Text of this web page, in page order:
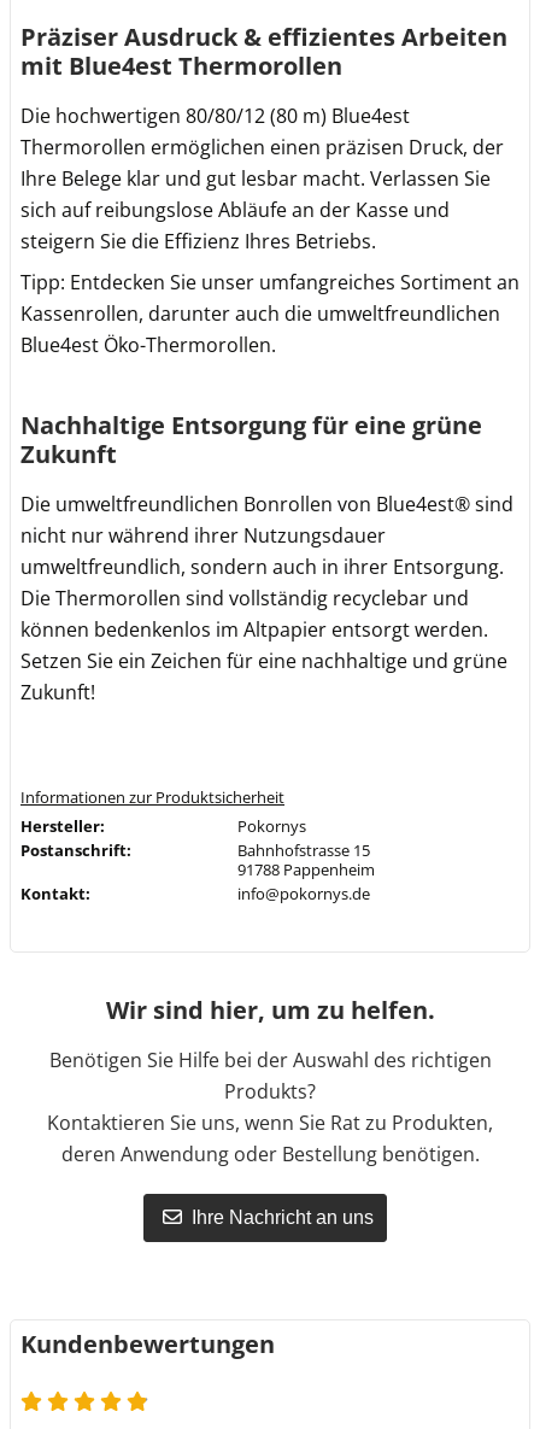
Präziser Ausdruck & effizientes Arbeiten
mit Blue4est Thermorollen
Die hochwertigen 80/80/12 (80 m) Blue4est
Thermorollen ermöglichen einen präzisen Druck, der
Ihre Belege klar und gut lesbar macht. Verlassen Sie
sich auf reibungslose Abläufe an der Kasse und
steigern Sie die Effizienz Ihres Betriebs.
Tipp: Entdecken Sie unser umfangreiches Sortiment an
Kassenrollen, darunter auch die umweltfreundlichen
Blue4est Öko-Thermorollen.
Nachhaltige Entsorgung für eine grüne
Zukunft
Die umweltfreundlichen Bonrollen von Blue4est® sind
nicht nur während ihrer Nutzungsdauer
umweltfreundlich, sondern auch in ihrer Entsorgung.
Die Thermorollen sind vollständig recyclebar und
können bedenkenlos im Altpapier entsorgt werden.
Setzen Sie ein Zeichen für eine nachhaltige und grüne
Zukunft!
Informationen zur Produktsicherheit
Hersteller:
Pokornys
Postanschrift:
Bahnhofstrasse 15
91788 Pappenheim
Kontakt:
info@pokornys.de
Wir sind hier, um zu helfen.
Benötigen Sie Hilfe bei der Auswahl des richtigen
Produkts?
Kontaktieren Sie uns, wenn Sie Rat zu Produkten,
deren Anwendung oder Bestellung benötigen.
Ihre Nachricht an uns
Kundenbewertungen
4.9 von 5